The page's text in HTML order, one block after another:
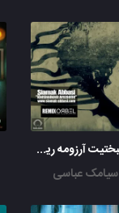
خوشبختیت آرزومه ریمیکس اوربل
سیامک عباسی